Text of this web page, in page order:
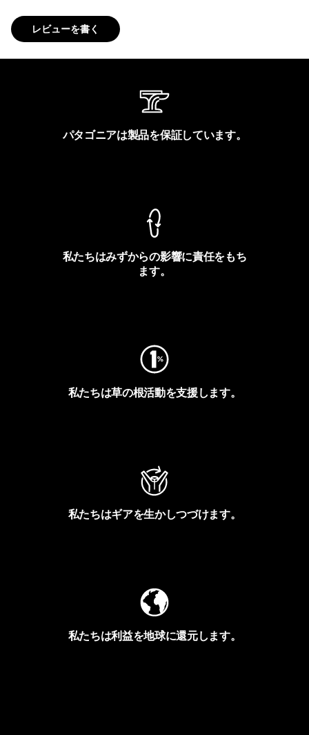
レビューを書く
パタゴニアは製品を保証しています。
私たちはみずからの影響に責任をもち
ます。
私たちは草の根活動を支援します。
私たちはギアを生かしつづけます。
私たちは利益を地球に還元します。